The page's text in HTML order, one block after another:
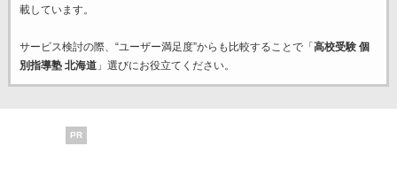
載しています。
サービス検討の際、“ユーザー満足度”からも比較することで「 高校受験 個
別指導塾 北海道」選びにお役立てください。
PR